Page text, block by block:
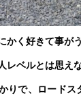
かく好きて事が
レベルとは思え
りで、ロードス